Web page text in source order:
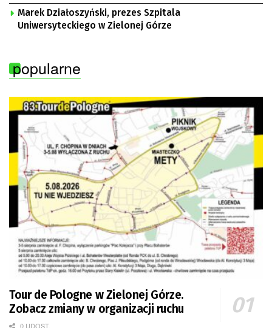
Marek Działoszyński, prezes Szpitala
Uniwersyteckiego w Zielonej Górze
popularne
Tour de Pologne w Zielonej Górze.
Zobacz zmiany w organizacji ruchu
0 UDOST.